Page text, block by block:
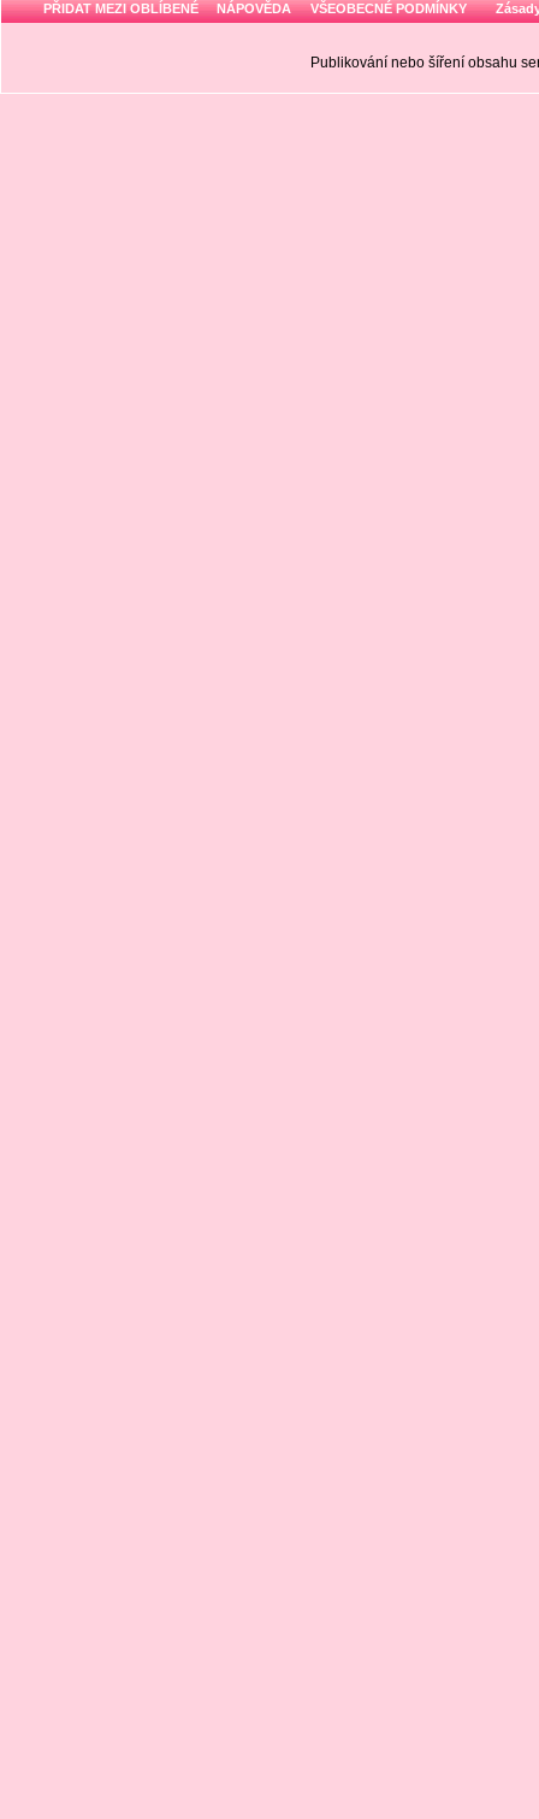
PŘIDAT MEZI OBLÍBENÉ NÁPOVĚDA VŠEOBECNÉ PODMÍNKY
Publikování nebo šíření obsahu